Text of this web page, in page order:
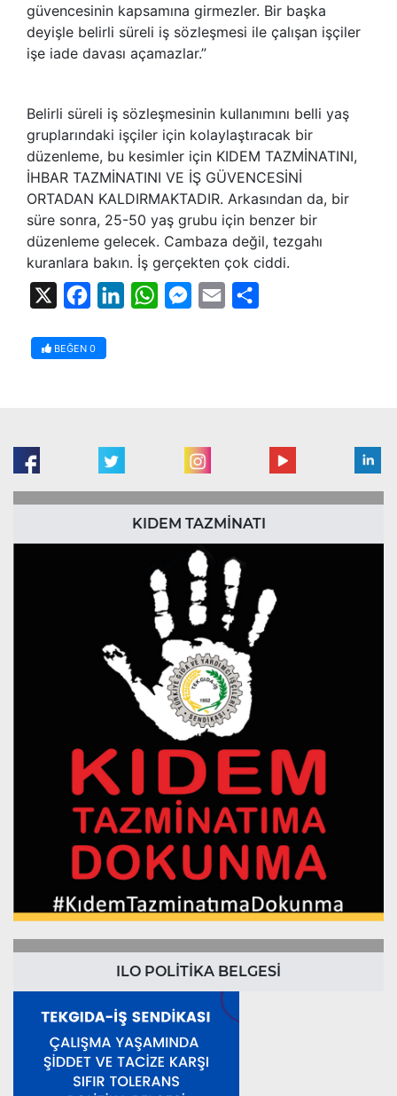
güvencesinin kapsamına girmezler. Bir başka
deyişle belirli süreli iş sözleşmesi ile çalışan işçiler
işe iade davası açamazlar.”
Belirli süreli iş sözleşmesinin kullanımını belli yaş
gruplarındaki işçiler için kolaylaştıracak bir
düzenleme, bu kesimler için KIDEM TAZMİNATINI,
İHBAR TAZMİNATINI VE İŞ GÜVENCESİNİ
ORTADAN KALDIRMAKTADIR. Arkasından da, bir
süre sonra, 25-50 yaş grubu için benzer bir
düzenleme gelecek. Cambaza değil, tezgahı
kuranlara bakın. İş gerçekten çok ciddi.
FacebookLinkedInWhatsAppMessenger
Email
BEĞEN 0
KIDEM TAZMİNATI
ILO POLİTİKA BELGESİ